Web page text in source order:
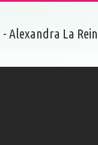
Alexandra La